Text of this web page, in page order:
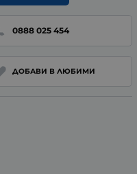
0888 025 454
ДОБАВИ В ЛЮБИМИ